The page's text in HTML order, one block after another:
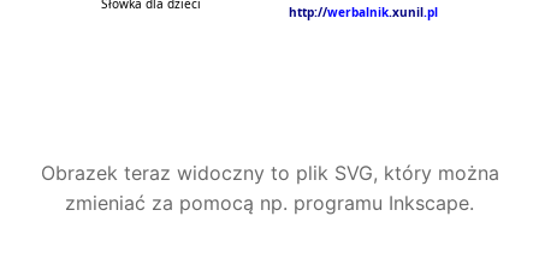
Obrazek teraz widoczny to plik SVG, który można
zmieniać za pomocą np. programu Inkscape.